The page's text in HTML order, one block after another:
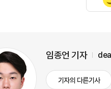
임종언 기자
기자의 다른기사